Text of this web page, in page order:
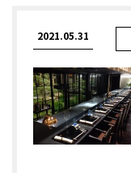
2021.05.31